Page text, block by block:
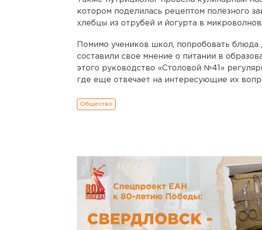
котором поделилась рецептом полезного
хлебцы из отрубей и йогурта в
Помимо учеников школ, попробовать
составили свое мнение о питании в
этого руководство «Столовой №41»
где еще отвечает на интересующие их
Общество